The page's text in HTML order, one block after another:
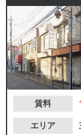
賃料
エリア